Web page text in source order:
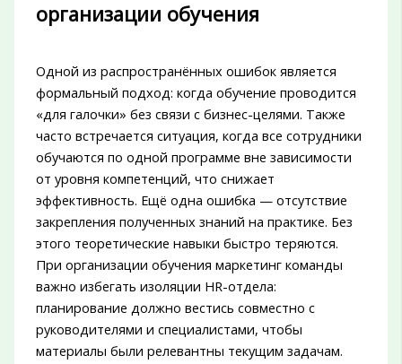
организации обучения
Одной из распространённых ошибок является
формальный подход: когда обучение проводится
«для галочки» без связи с бизнес-целями. Также
часто встречается ситуация, когда все сотрудники
обучаются по одной программе вне зависимости
от уровня компетенций, что снижает
эффективность. Ещё одна ошибка — отсутствие
закрепления полученных знаний на практике. Без
этого теоретические навыки быстро теряются.
При организации обучения маркетинг команды
важно избегать изоляции HR-отдела:
планирование должно вестись совместно с
руководителями и специалистами, чтобы
материалы были релевантны текущим задачам.